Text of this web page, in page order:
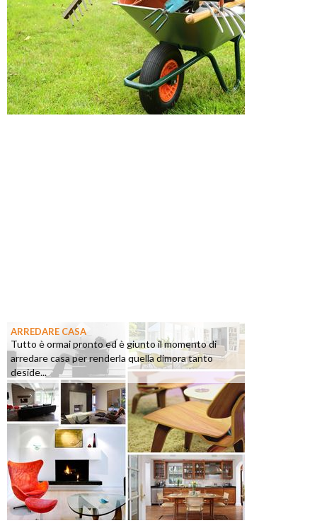
ARREDARE CASA
Tutto è ormai pronto ed è giunto il momento di
arredare casa per renderla quella dimora tanto
deside...